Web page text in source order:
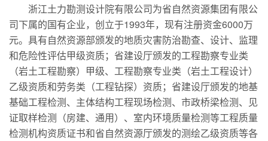
浙江土力勘测设计院有限公司为省自然资源集团有限公
司下属的国有企业，创立于1993年，现有注册资金6000万
元。具有自然资源部颁发的地质灾害防治勘查、设计、监理
和危险性评估甲级资质；省建设厅颁发的工程勘察专业类
（岩土工程勘察）甲级、工程勘察专业类（岩土工程设计）
乙级资质和劳务类（工程钻探）资质；省建设厅颁发的地基
基础工程检测、主体结构工程现场检测、市政桥梁检测、见
证取样检测（房建、通用）、室内环境质量检测等工程质量
检测机构资质证书和省自然资源厅颁发的测绘乙级资质等各